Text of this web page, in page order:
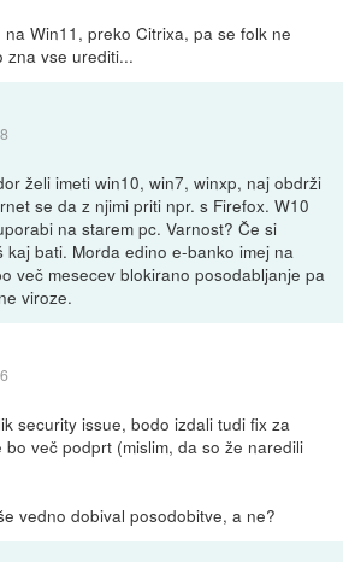
Win11, preko Citrixa, pa se folk ne
zna vse urediti...
želi imeti win10, win7, winxp, naj obdrži
se da z njimi priti npr. s Firefox. W10
na starem pc. Varnost? Če si
kaj bati. Morda edino e-banko imej na
več mesecev blokirano posodabljanje pa
viroze.
security issue, bodo izdali tudi fix za
več podprt (mislim, da so že naredili
vedno dobival posodobitve, a ne?